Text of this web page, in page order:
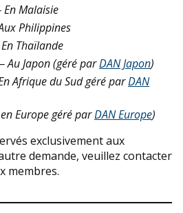
Malaisie
Philippines
Thaïlande
AuJapon(géré parDAN Japon)
Afrique du Sudgéré parDAN
Europegéré parDAN Europe)
exclusivement aux
demande, veuillez contacter
membres.